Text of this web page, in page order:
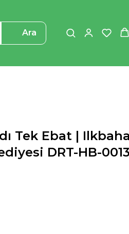
Ara
Tek Ebat |
DRT-HB-0013